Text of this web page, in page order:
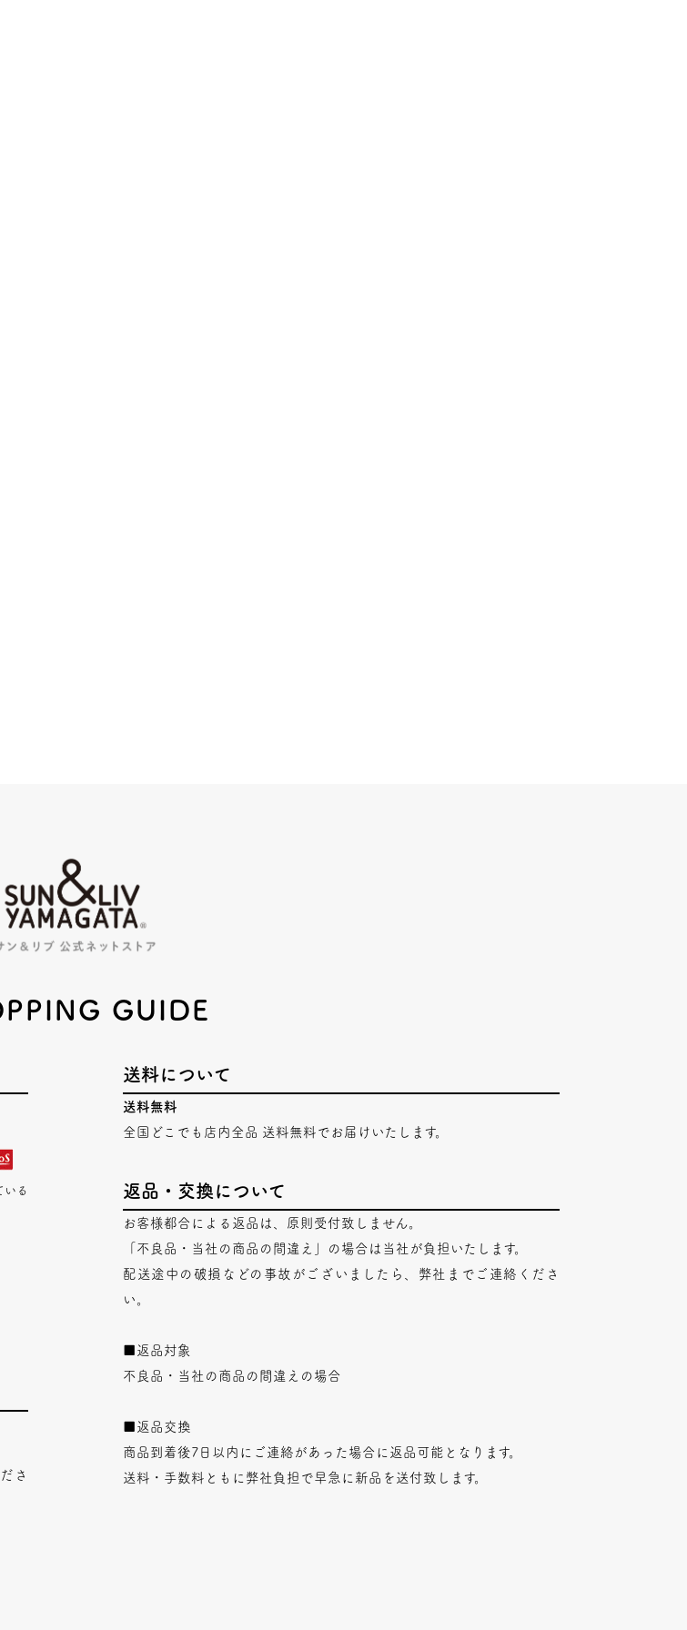
GUIDE
いる
さ
送料について
送料無料
全国どこでも店内全品 送料無料でお届けいたします。
返品・交換について
お客様都合による返品は、原則受付致しません。
「不良品・当社の商品の間違え」の場合は当社が負担いたします。
配送途中の破損などの事故がございましたら、弊社までご連絡くださ
い。
■返品対象
不良品・当社の商品の間違えの場合
■返品交換
商品到着後7日以内にご連絡があった場合に返品可能となります。
送料・手数料ともに弊社負担で早急に新品を送付致します。